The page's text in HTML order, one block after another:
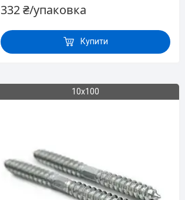
332 ₴/упаковка
Купити
10х100